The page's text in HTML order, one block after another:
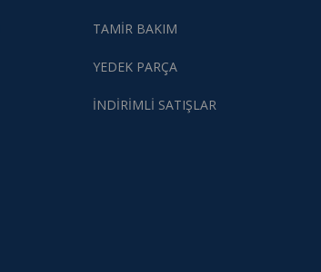
TAMİR BAKIM
YEDEK PARÇA
İNDİRİMLİ SATIŞLAR